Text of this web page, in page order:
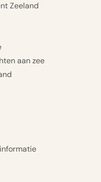
Zeeland
aan zee